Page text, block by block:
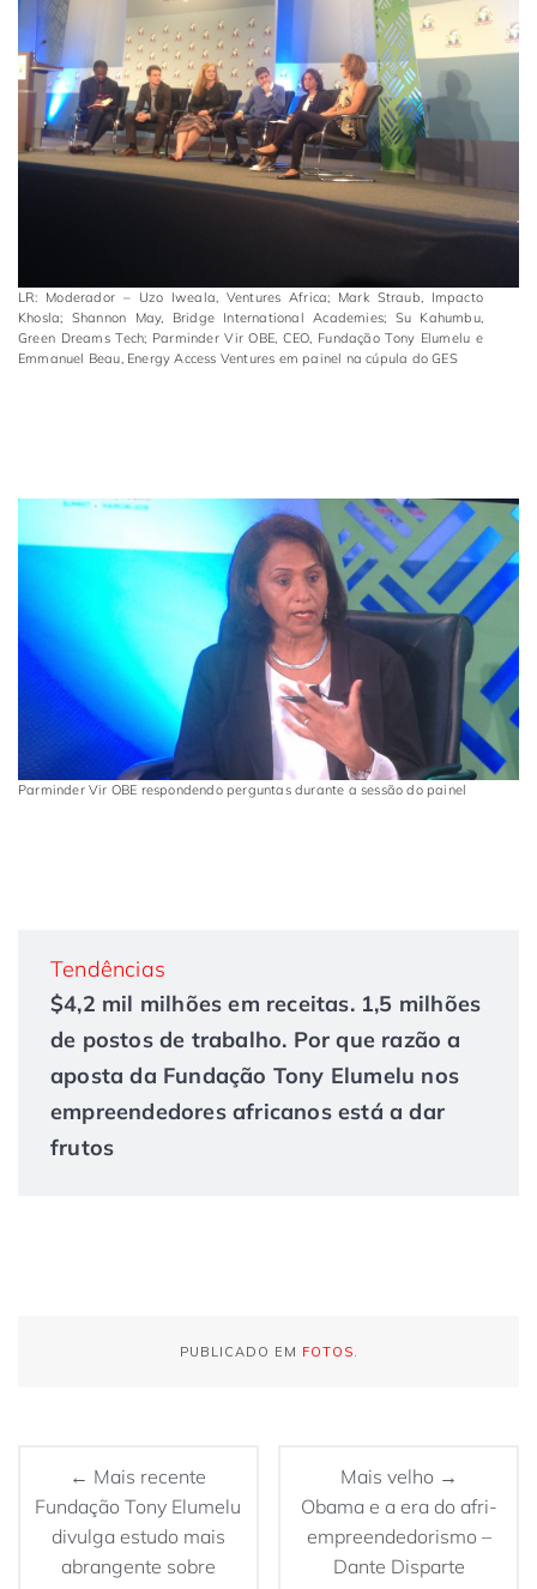
LR: Moderador – Uzo Iweala, Ventures Africa; Mark Straub, Impacto
Khosla; Shannon May, Bridge International Academies; Su Kahumbu,
Green Dreams Tech; Parminder Vir OBE, CEO, Fundação Tony Elumelu e
Emmanuel Beau, Energy Access Ventures em painel na cúpula do GES
Parminder Vir OBE respondendo perguntas durante a sessão do painel
Tendências
$4,2 mil milhões em receitas. 1,5 milhões
de postos de trabalho. Por que razão a
aposta da Fundação Tony Elumelu nos
empreendedores africanos está a dar
frutos
PUBLICADO EM FOTOS.
← Mais recente
Fundação Tony Elumelu
divulga estudo mais
abrangente sobre
Mais velho →
Obama e a era do afri-
empreendedorismo –
Dante Disparte